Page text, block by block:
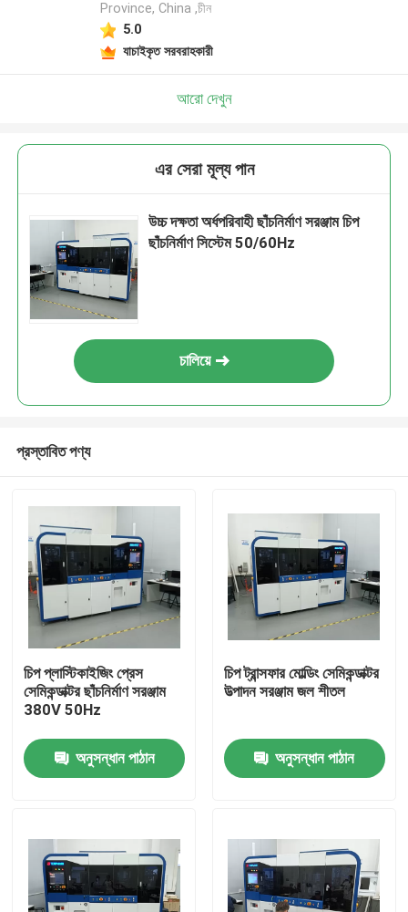
পণ্য
ভিডিও
Province, China ,চীন
5.0
যাচাইকৃত সরবরাহকারী
আরো দেখুন
এর সেরা মূল্য পান
উচ্চ দক্ষতা অর্ধপরিবাহী ছাঁচনির্মাণ সরঞ্জাম চিপ
ছাঁচনির্মাণ সিস্টেম 50/60Hz
চালিয়ে
প্রস্তাবিত পণ্য
চিপ প্লাস্টিকাইজিং প্রেস
সেমিকন্ডাক্টর ছাঁচনির্মাণ সরঞ্জাম
380V 50Hz
অনুসন্ধান পাঠান
চিপ ট্রান্সফার মোল্ডিং সেমিকন্ডাক্টর
উত্পাদন সরঞ্জাম জল শীতল
অনুসন্ধান পাঠান